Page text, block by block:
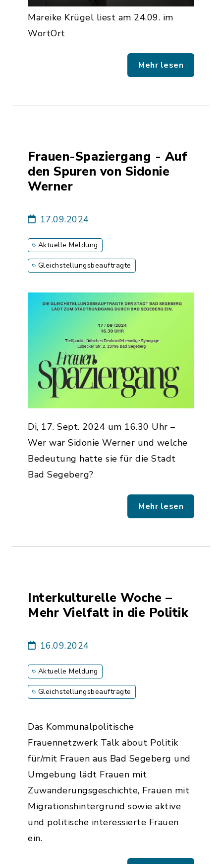
Mareike Krügel liest am 24.09. im
WortOrt
Mehr lesen
Frauen-Spaziergang - Auf
den Spuren von Sidonie
Werner
17.09.2024
Aktuelle Meldung
Gleichstellungsbeauftragte
Di, 17. Sept. 2024 um 16.30 Uhr –
Wer war Sidonie Werner und welche
Bedeutung hatte sie für die Stadt
Bad Segeberg?
Mehr lesen
Interkulturelle Woche –
Mehr Vielfalt in die Politik
16.09.2024
Aktuelle Meldung
Gleichstellungsbeauftragte
Das Kommunalpolitische
Frauennetzwerk Talk about Politik
für/mit Frauen aus Bad Segeberg und
Umgebung lädt Frauen mit
Zuwanderungsgeschichte, Frauen mit
Migrationshintergrund sowie aktive
und politische interessierte Frauen
ein.